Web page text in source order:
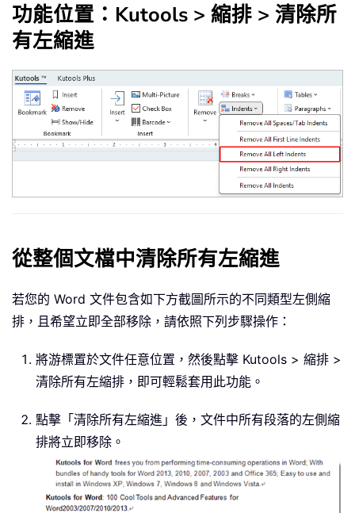
功能位置：Kutools > 縮排 > 清除所
有左縮進
從整個文檔中清除所有左縮進
若您的 Word 文件包含如下方截圖所示的不同類型左側縮
排，且希望立即全部移除，請依照下列步驟操作：
將游標置於文件任意位置，然後點擊 Kutools > 縮排 >
清除所有左縮排，即可輕鬆套用此功能。
點擊「清除所有左縮進」後，文件中所有段落的左側縮
排將立即移除。